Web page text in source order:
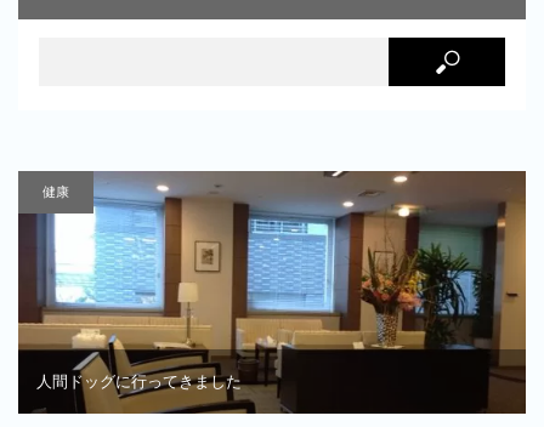
健康
人間ドッグに行ってきました